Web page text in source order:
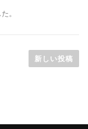
。
新しい投稿